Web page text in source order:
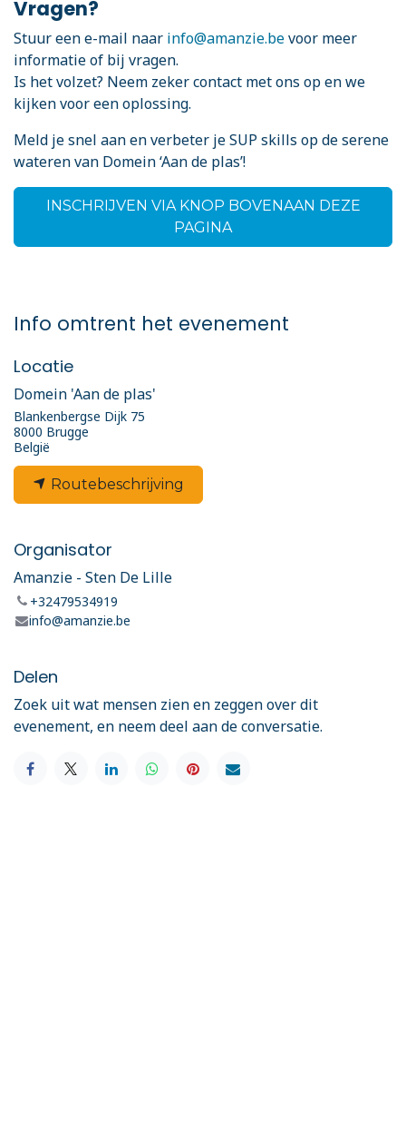
Vragen?
Stuur een e-mail naar info@amanzie.bevoor meer
informatie of bij vragen.
Is het volzet? Neem zeker contact met ons op en we
kijken voor een oplossing.
Meld je snel aan en verbeter je SUP skills op de serene
wateren van Domein ‘Aan de plas’!
INSCHRIJVEN VIA KNOP BOVENAAN DEZE
PAGINA
Info omtrent het evenement
Locatie
Domein 'Aan de plas'
Blankenbergse Dijk 75
8000 Brugge
België
Routebeschrijving
Organisator
Amanzie - Sten De Lille
+32479534919
info@amanzie.be
Delen
Zoek uit wat mensen zien en zeggen over dit
evenement, en neem deel aan de conversatie.